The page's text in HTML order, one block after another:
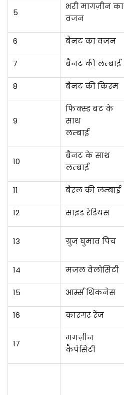
5
भरी मागज़ीन का
वजन
6 बैनट का वजन
7 बैनट की लम्बाई
8 बैनट की किस्म
9
फिक्स्ड बट के
साथ
लम्बाई
10
बैनट के साथ
लम्बाई
11 बैरल की लम्बाई
12 साइड रेडियस
13 ग्रुज घुमाव पिच
14 मजल वेलोसिटी
15 आर्म्स थिकनेस
16 कारगर रेंज
17
मगज़ीन
कैपेसिटी